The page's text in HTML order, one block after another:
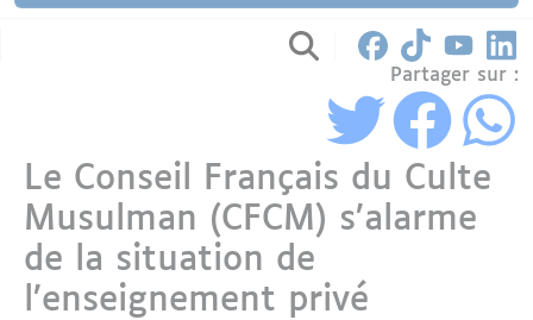
Partager sur :
Le Conseil Français du Culte
Musulman (CFCM) s’alarme
de la situation de
l’enseignement privé